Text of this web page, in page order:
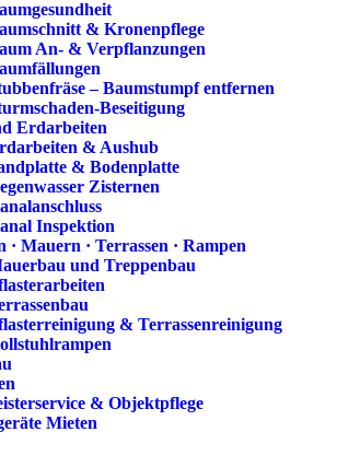
& Kronenpflege
An- & Verpflanzungen
– Baumstumpf entfernen
Beseitigung
Erdarbeiten
& Aushub
& Bodenplatte
Zisternen
Inspektion
· Mauern · Terrassen · Rampen
und Treppenbau
& Terrassenreinigung
& Objektpflege
Mieten